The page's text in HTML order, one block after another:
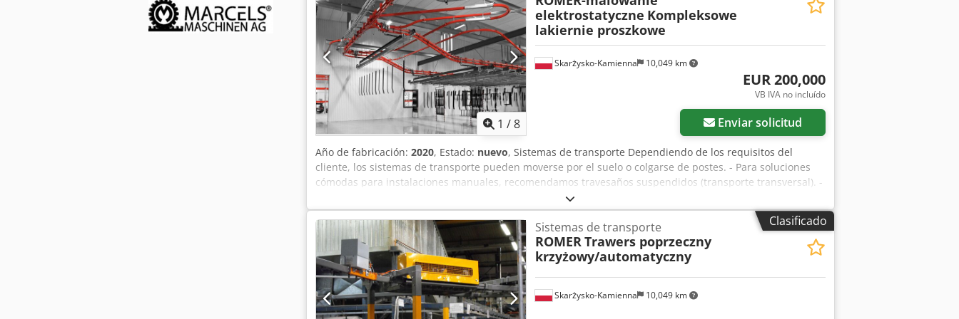
1 /8
Skarżysko-Kamienna 10,049 km
elektrostatyczne Kompleksowe
lakiernie proszkowe
EUR 200,000
VB IVA no incluído
Enviar solicitud
Año de fabricación: 2020, Estado: nuevo, Sistemas de transporte Dependiendo de los requisitos del
cliente, los sistemas de transporte pueden moverse por el suelo o colgarse de postes. - Para soluciones
cómodas para instalaciones manuales, recomendamos travesaños suspendidos (transporte transversal). -
Para los sistemas automatizados, los transportadores de cadena se utilizan con mayor frecuencia que no
se detienen y son una gran solución para las empresas que se centran en la calidad y la repetibilidad del
proceso. - Para empresas que fabrican diferentes artículos al mismo tiempo y tienen, por ejemplo, varias
cabinas con diferentes colores, se utilizan soluciones flexibles con el uso de un transportador eléctrico y
libre. Ésta es la solución más cara. Todas las instalaciones se realizan a medida, en función de las
necesidades del cliente.Los sistemas de transporte con suspensión de cadena - continuos se diseñan y
fabrican a pedido de cada cliente. En este sistema, también es posible realizar sistemas de transporte de
fondo en los que se colocan detalles, por ejemplo, macetas, llantas (foto) .La empresa ROMER también
Clasificado
Skarżysko-Kamienna 10,049 km
Sistemas de transporte
ROMERTrawers poprzeczny
krzyżowy/automatyczny